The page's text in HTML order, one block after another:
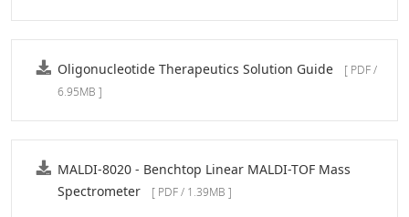
Oligonucleotide Therapeutics Solution Guide
[ PDF /
6.95MB ]
MALDI-8020 - Benchtop Linear MALDI-TOF Mass
Spectrometer
[ PDF / 1.39MB ]